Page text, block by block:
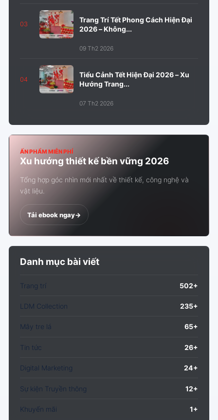
03
Trang Trí Tết Phong Cách Hiện Đại
2026 – Không...
09 Th2 2026
04
Tiểu Cảnh Tết Hiện Đại 2026 – Xu
Hướng Trang...
07 Th2 2026
ẤN PHẨM MIỄN PHÍ
Xu hướng thiết kế bền vững 2026
Tổng hợp góc nhìn mới nhất về thiết kế, công nghệ và
vật liệu.
Tải ebook ngay->
Danh mục bài viết
Trang trí 502+
LDM Collection 235+
Mây tre lá 65+
Tin tức 26+
Digital Marketing 24+
Sự kiện Truyền thông 12+
Khuyến mãi 1+